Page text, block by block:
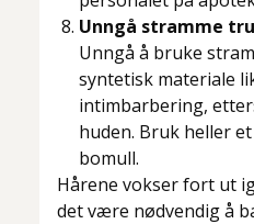
Unngå stramme
Unngå å bruke
syntetisk materiale
intimbarbering,
huden. Bruk heller
bomull.
Hårene vokser fort ut
det være nødvendig å